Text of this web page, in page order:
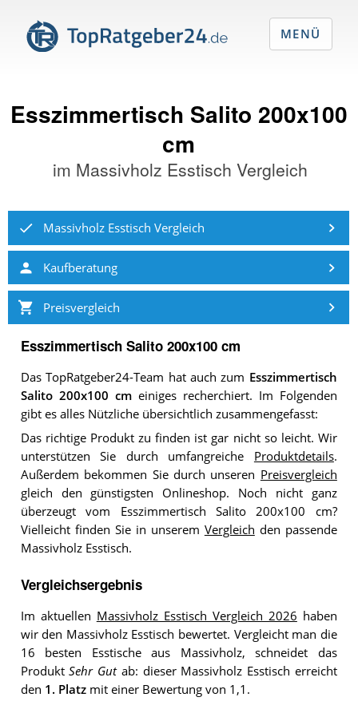
Esszimmertisch Salito 200x100
cm
im Massivholz Esstisch Vergleich
Massivholz Esstisch Vergleich
Kaufberatung
Preisvergleich
Esszimmertisch Salito 200x100 cm
Das TopRatgeber24-Team hat auch zum Esszimmertisch
Salito 200x100 cmeiniges recherchiert. Im Folgenden
gibt es alles Nützliche übersichtlich zusammengefasst:
Das richtige Produkt zu finden ist gar nicht so leicht. Wir
unterstützen Sie durch umfangreiche Produktdetails.
Außerdem bekommen Sie durch unseren Preisvergleich
gleich den günstigsten Onlineshop. Noch nicht ganz
überzeugt vom Esszimmertisch Salito 200x100 cm?
Vielleicht finden Sie in unserem Vergleich den passende
Massivholz Esstisch.
Vergleichsergebnis
Im aktuellen Massivholz Esstisch Vergleich 2026 haben
wir den Massivholz Esstisch bewertet. Vergleicht man die
16 besten Esstische aus Massivholz, schneidet das
ProduktSehr Gutab: dieser Massivholz Esstisch erreicht
den 1. Platzmit einer Bewertung von 1,1.
MENÜ